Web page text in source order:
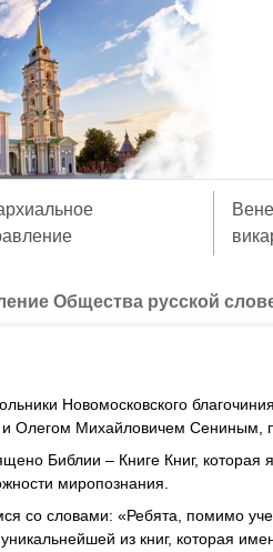
Общества русской
Новомосковского
Олегом Михайловичем Сениным,
Библии – Книге Книг, которая
миропознания.
со словами: «Ребята, помимо
из книг, которая